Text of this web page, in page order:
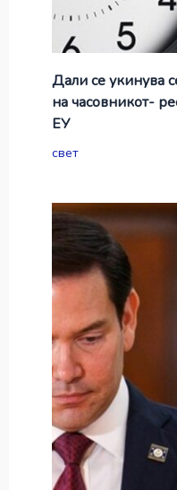
Дали се укинува
на часовникот-
ЕУ
свет